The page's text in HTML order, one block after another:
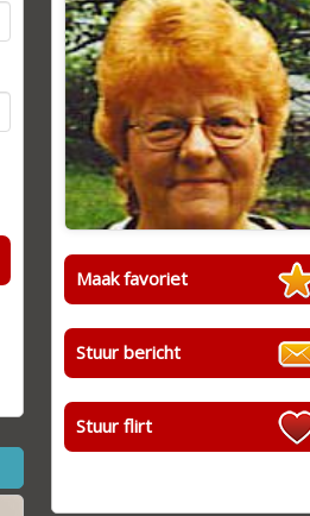
Maak favoriet
Stuur bericht
Stuur flirt